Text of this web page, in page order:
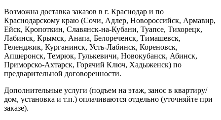
Возможна доставка заказов в г. Краснодар и по
Краснодарскому краю (Сочи, Адлер, Новороссийск, Армавир,
Ейск, Кропоткин, Славянск-на-Кубани, Туапсе, Тихорецк,
Лабинск, Крымск, Анапа, Белореченск, Тимашевск,
Геленджик, Курганинск, Усть-Лабинск, Кореновск,
Апшеронск, Темрюк, Гулькевичи, Новокубанск, Абинск,
Приморско-Ахтарск, Горячий Ключ, Хадыженск) по
предварительной договоренности.
Дополнительные услуги (подъем на этаж, занос в квартиру/
дом, установка и т.п.) оплачиваются отдельно (уточняйте при
заказе).